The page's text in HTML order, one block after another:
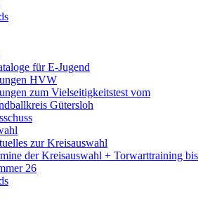
für E-Jugend
HVW
zum Vielseitigkeitstest vom
Gütersloh
zur Kreisauswahl
der Kreisauswahl + Torwarttraining bis
26